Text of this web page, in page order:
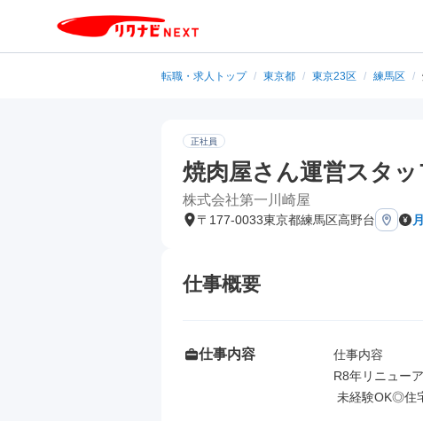
転職・求人トップ / 東京都 / 東京23区 / 練馬区 /
正社員
焼肉屋さん運営スタ
株式会社第一川崎屋
〒177-0033東京都練馬区高野台
仕事概要
仕事内容
仕事内容
R8年リニュー